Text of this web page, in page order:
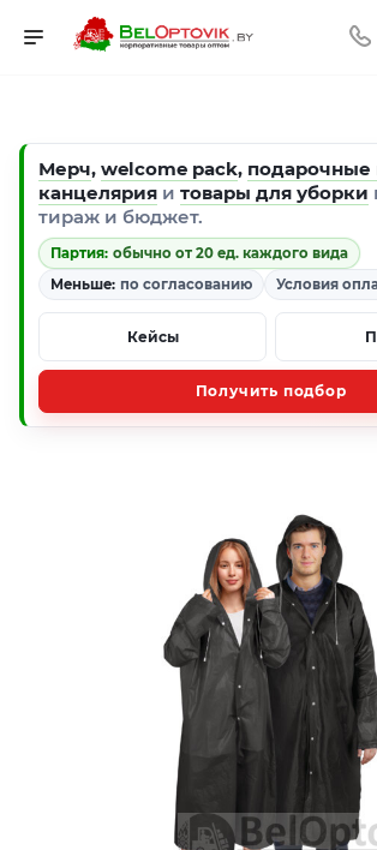
Мерч, welcome pack, подарочные
канцелярия и товары для уборки
тираж и бюджет.
Партия: обычно от 20 ед. каждого вида
Меньше: по согласованию Условия
Кейсы
Получить подбор